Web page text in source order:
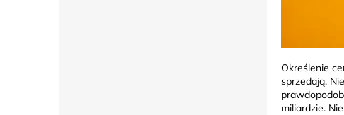
Określenie
sprzedają.
miliardzie.